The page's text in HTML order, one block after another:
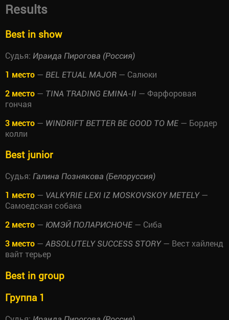
Results
Best in show
Судья: Ираида Пирогова (Россия)
1 место — BEL ETUAL MAJOR — Салюки
2 место — TINA TRADING EMINA-II — Фарфоровая
гончая
3 место — WINDRIFT BETTER BE GOOD TO ME — Бордер
колли
Best junior
Судья: Галина Познякова (Белоруссия)
1 место — VALKYRIE LEXI IZ MOSKOVSKOY METELY—
Самоедская собака
2 место — ЮМЭЙ ПОЛАРИСНОЧЕ — Сиба
3 место — ABSOLUTELY SUCCESS STORY— Вест хайленд
вайт терьер
Best in group
Группа 1